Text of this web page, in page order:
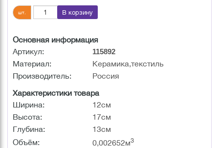
шт. В корзину
Основная информация
Артикул:
115892
Материал:
Керамика,текстиль
Производитель:
Россия
Характеристики товара
Ширина:
12см
Высота:
17см
Глубина:
13см
Объём:
0,002652м3